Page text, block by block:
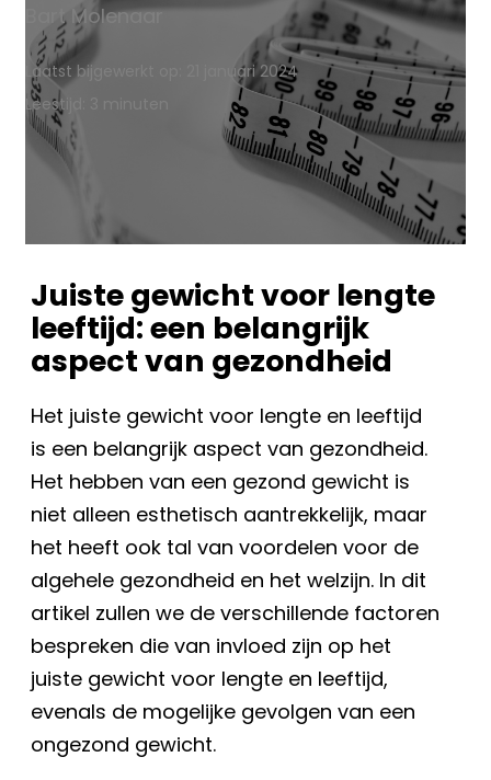
Bart Molenaar
Laatst bijgewerkt op: 21 januari 2024
Leestijd: 3 minuten
Juiste gewicht voor lengte
leeftijd: een belangrijk
aspect van gezondheid
Het juiste gewicht voor lengte en leeftijd
is een belangrijk aspect van gezondheid.
Het hebben van een gezond gewicht is
niet alleen esthetisch aantrekkelijk, maar
het heeft ook tal van voordelen voor de
algehele gezondheid en het welzijn. In dit
artikel zullen we de verschillende factoren
bespreken die van invloed zijn op het
juiste gewicht voor lengte en leeftijd,
evenals de mogelijke gevolgen van een
ongezond gewicht.